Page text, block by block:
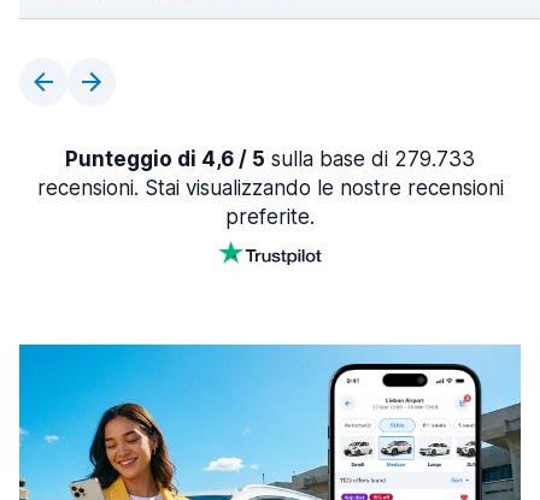
Punteggio di 4,6 / 5 sulla base di 279.733
recensioni. Stai visualizzando le nostre recensioni
preferite.